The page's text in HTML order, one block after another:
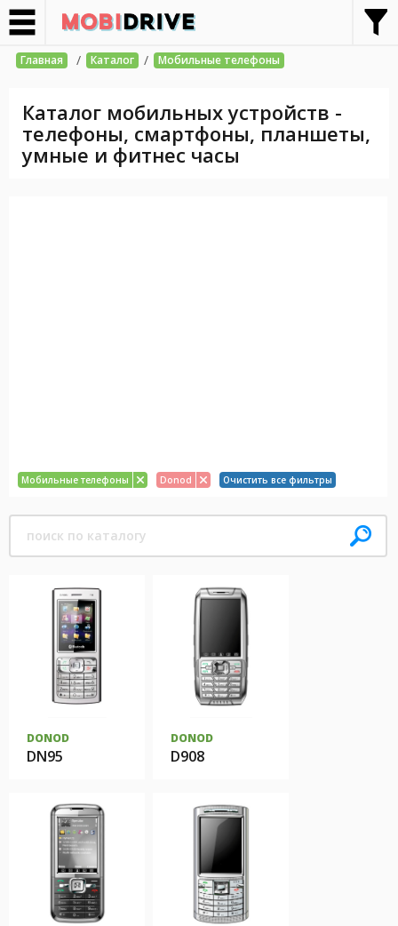
Главная / Каталог / Мобильные телефоны
Каталог мобильных устройств -
телефоны, смартфоны, планшеты,
умные и фитнес часы
Мобильные телефоны Donod Очистить все фильтры
DONOD
DN95
DONOD
D908